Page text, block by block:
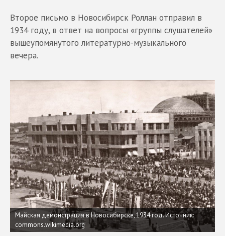
Второе письмо в Новосибирск Роллан отправил в
1934 году, в ответ на вопросы «группы слушателей»
вышеупомянутого литературно-музыкального
вечера.
Майская демонстрация в Новосибирске, 1934 год. Источник:
commons.wikimedia.org